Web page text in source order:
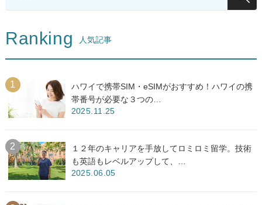
Ranking 人気記事
ハワイで携帯SIM・eSIMがおすすめ！ハワイの携
帯番号が必要な３つの…
2025.11.25
１２年のキャリアを手放してロミロミ留学。技術
も英語もレベルアップして、…
2025.06.05